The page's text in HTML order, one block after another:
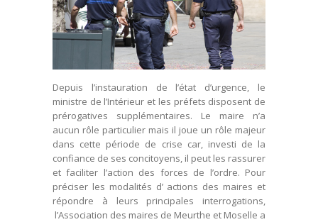
Depuis l’instauration de l’état d’urgence, le
ministre de l’Intérieur et les préfets disposent de
prérogatives supplémentaires. Le maire n’a
aucun rôle particulier mais il joue un rôle majeur
dans cette période de crise car, investi de la
confiance de ses concitoyens, il peut les rassurer
et faciliter l’action des forces de l’ordre. Pour
préciser les modalités d’ actions des maires et
répondre à leurs principales interrogations,
l’Association des maires de Meurthe et Moselle a